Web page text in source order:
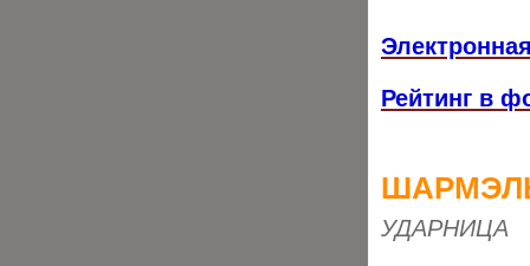
Рейтинг в
УДАРНИЦА